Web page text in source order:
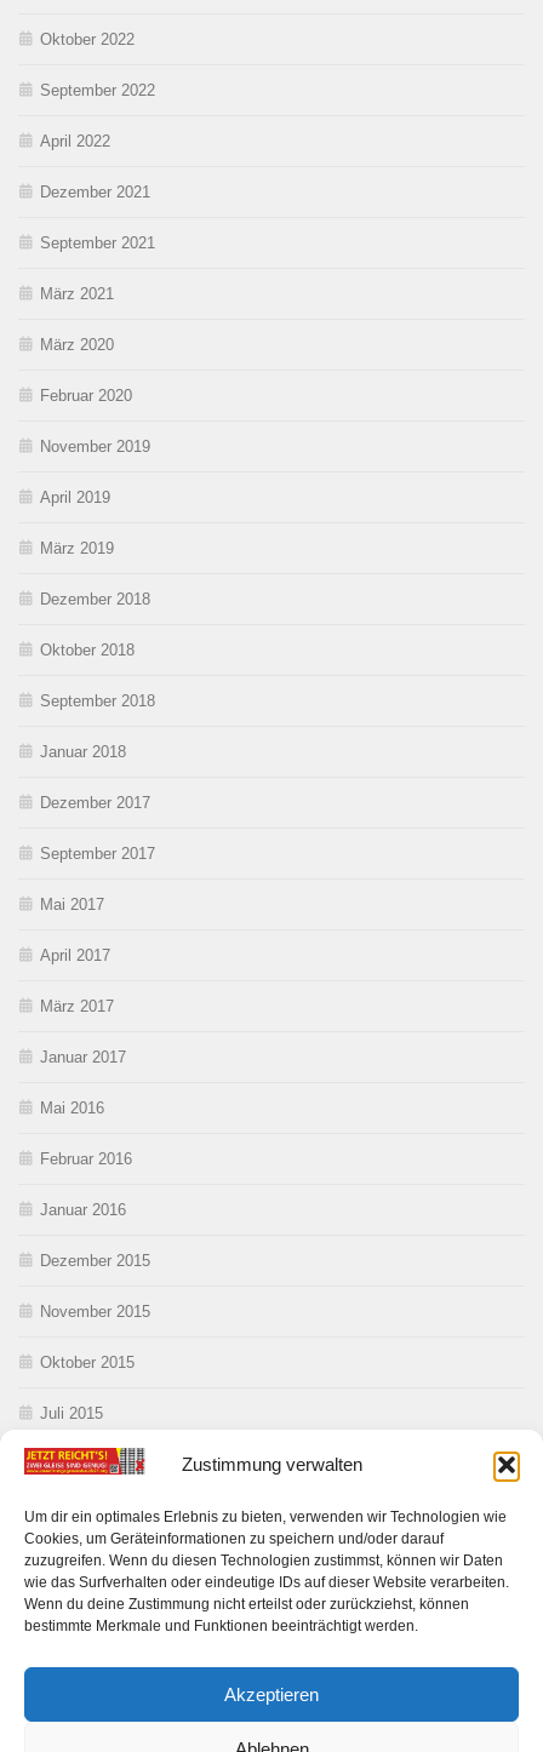
Zustimmung verwalten
Um dir ein optimales Erlebnis zu bieten, verwenden wir Technologien wie
Cookies, um Geräteinformationen zu speichern und/oder darauf
zuzugreifen. Wenn du diesen Technologien zustimmst, können wir Daten
wie das Surfverhalten oder eindeutige IDs auf dieser Website verarbeiten.
Wenn du deine Zustimmung nicht erteilst oder zurückziehst, können
bestimmte Merkmale und Funktionen beeinträchtigt werden.
Akzeptieren
Oktober 2022
September 2022
April 2022
Dezember 2021
September 2021
März 2021
März 2020
Februar 2020
November 2019
April 2019
März 2019
Dezember 2018
Oktober 2018
September 2018
Januar 2018
Dezember 2017
September 2017
Mai 2017
April 2017
März 2017
Januar 2017
Mai 2016
Februar 2016
Januar 2016
Dezember 2015
November 2015
Oktober 2015
Juli 2015
Juni 2015
Mai 2015